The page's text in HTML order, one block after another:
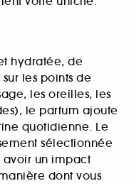
hydratée, de
les points de
les oreilles, les
le parfum ajoute
quotidienne. Le
sélectionnée
avoir un impact
dont vous